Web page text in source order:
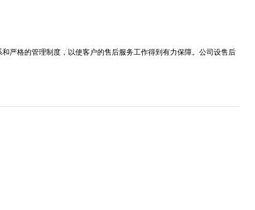
严格的管理制度，以使客户的售后服务工作得到有力保障。公司设售后